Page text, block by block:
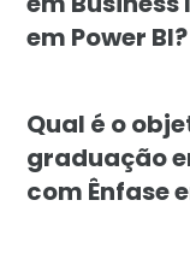
em Power BI?
Qual é o
graduação
com Ênfase